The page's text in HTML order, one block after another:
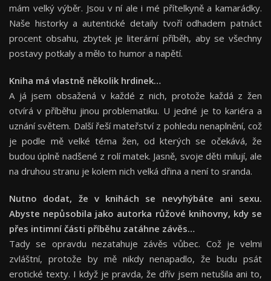
mám velký výběr. Jsou v ní ale i mé přítelkyně a kamarádky.
Naše historky a autentické detaily tvoří odhadem patnáct
procent obsahu, zbytek je literární příběh, aby se všechny
postavy potkaly a mělo to humor a napětí.
Kniha má vlastně několik hrdinek…
A já jsem obsažená v každé z nich, protože každá z žen
otvírá v příběhu jinou problematiku. U jedné je to kariéra a
uznání světem. Další řeší mateřství z pohledu nenaplnění, což
je podle mě velké téma žen, od kterých se očekává, že
budou úplně nadšené z rolí matek. Jasně, svoje děti milují, ale
na druhou stranu je kolem nich velká dřina a není to sranda.
Nutno dodat, že v knihách se nevyhýbáte ani sexu.
Abyste nepůsobila jako autorka růžové knihovny, kdy se
přes intimní části příběhu zatáhne závěs…
Tady se opravdu nezatahuje závěs vůbec. Což je velmi
zvláštní, protože by mě nikdy nenapadlo, že budu psát
erotické texty. I když je pravda, že dřív jsem netušila ani to,